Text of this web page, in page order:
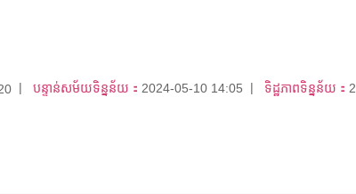
បន្ទាន់សម័យទិន្នន័យ： 2024-05-10 14:05 ទិដ្ឋភាពទិន្នន័យ：